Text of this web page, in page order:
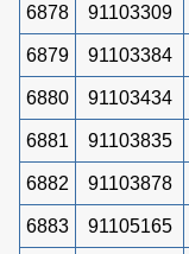
6878 91103309
6879 91103384
6880 91103434
6881 91103835
6882 91103878
6883 91105165